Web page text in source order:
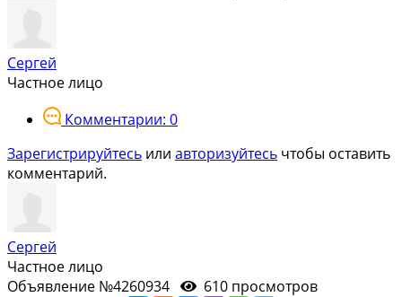
Сергей
Частное лицо
Комментарии: 0
Зарегистрируйтесь или авторизуйтесь чтобы оставить
комментарий.
Сергей
Частное лицо
Объявление №4260934
610 просмотров